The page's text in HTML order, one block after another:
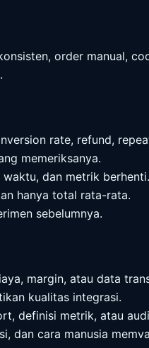
order manual,
rate, refund,
memeriksanya.
dan metrik berhenti.
hanya total rata-rata.
sebelumnya.
margin, atau data
kualitas integrasi.
definisi metrik, atau
dan cara manusia